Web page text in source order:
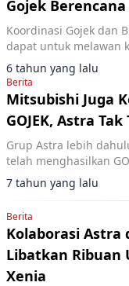
Gojek
Koordinasi Gojek dan
dapat untuk melawan
6 tahun yang lalu
Berita
Mitsubishi Juga
GOJEK, Astra
Grup Astra lebih
telah menghasilkan
7 tahun yang lalu
Berita
Kolaborasi Astra
Libatkan Ribuan
Xenia